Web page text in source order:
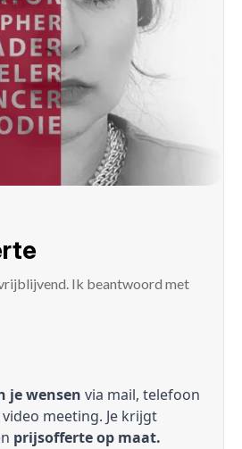
Ik beantwoord met
je wensen via mail, telefoon
meeting. Je krijgt
prijsofferte op maat.